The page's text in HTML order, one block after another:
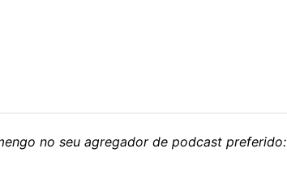
no seu agregador de podcast preferido: